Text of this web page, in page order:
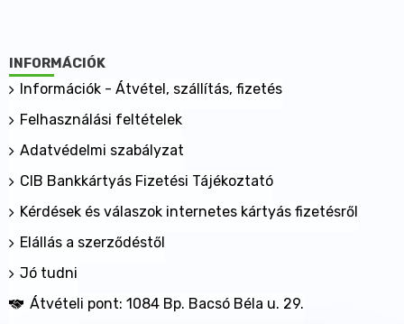
INFORMÁCIÓK
Információk - Átvétel, szállítás, fizetés
Felhasználási feltételek
Adatvédelmi szabályzat
CIB Bankkártyás Fizetési Tájékoztató
Kérdések és válaszok internetes kártyás fizetésről
Elállás a szerződéstől
Jó tudni
Átvételi pont: 1084 Bp. Bacsó Béla u. 29.